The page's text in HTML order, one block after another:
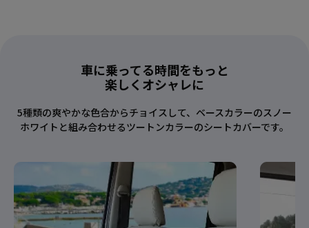
車に乗ってる時間をもっと
楽しくオシャレに
5種類の爽やかな色合からチョイスして、ベースカラーのスノー
ホワイトと組み合わせるツートンカラーのシートカバーです。